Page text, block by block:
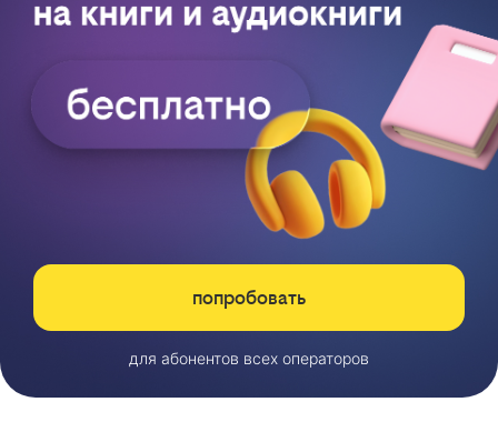
попробовать
для абонентов всех операторов